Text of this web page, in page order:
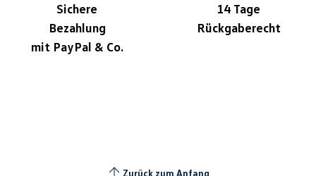
Sichere
Bezahlung
mit PayPal & Co.
14 Tage
Rückgaberecht
Zurück zum Anfang